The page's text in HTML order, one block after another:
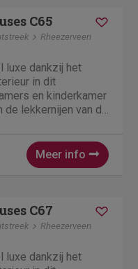
C65
Rheezerveen
luxe dankzij het
in dit
en kinderkamer
lekkernijen van de
Meer info
C67
Rheezerveen
luxe dankzij het